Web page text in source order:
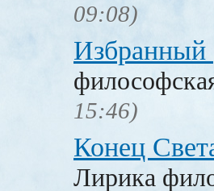
09:08)
Избранный
15:46)
Конец
Лирика